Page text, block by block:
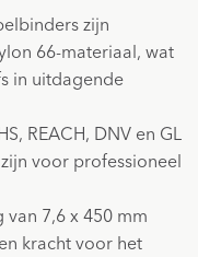
zijn
66-materiaal, wat
in uitdagende
REACH, DNV en GL
voor professioneel
7,6 x 450 mm
kracht voor het